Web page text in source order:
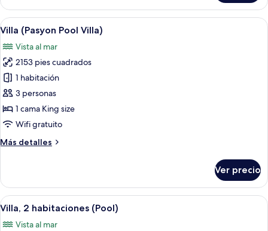
(Ocean
Front
Pool
Abrir
todas
las
fotos
de
Villa
(Pasyon
Pool
Una persona parada sobre una
5
Villa (Pasyon Pool Villa)
Vista al mar
2153 pies cuadrados
1 habitación
3 personas
1 cama King size
Wifi gratuito
Más detalles
Más
(Pasyon
Pool
Villa)
Ver precio
Abrir
todas
Una habitación amplia con techo de
6
Villa, 2 habitaciones (Pool)
Vista al mar